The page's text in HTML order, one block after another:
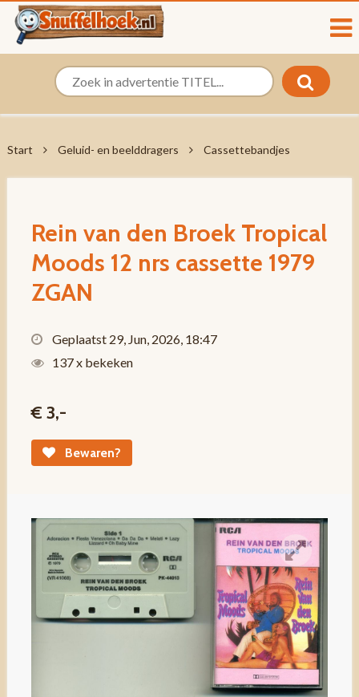
Start Geluid- en beelddragers Cassettebandjes
Rein van den Broek ‎Tropical
Moods 12 nrs cassette 1979
ZGAN
Geplaatst 29, Jun, 2026, 18:47
137 x bekeken
€ 3,-
Bewaren?